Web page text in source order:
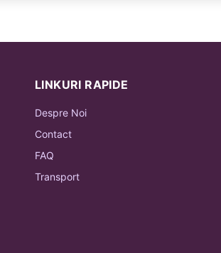
LINKURI RAPIDE
Despre Noi
Contact
FAQ
Transport